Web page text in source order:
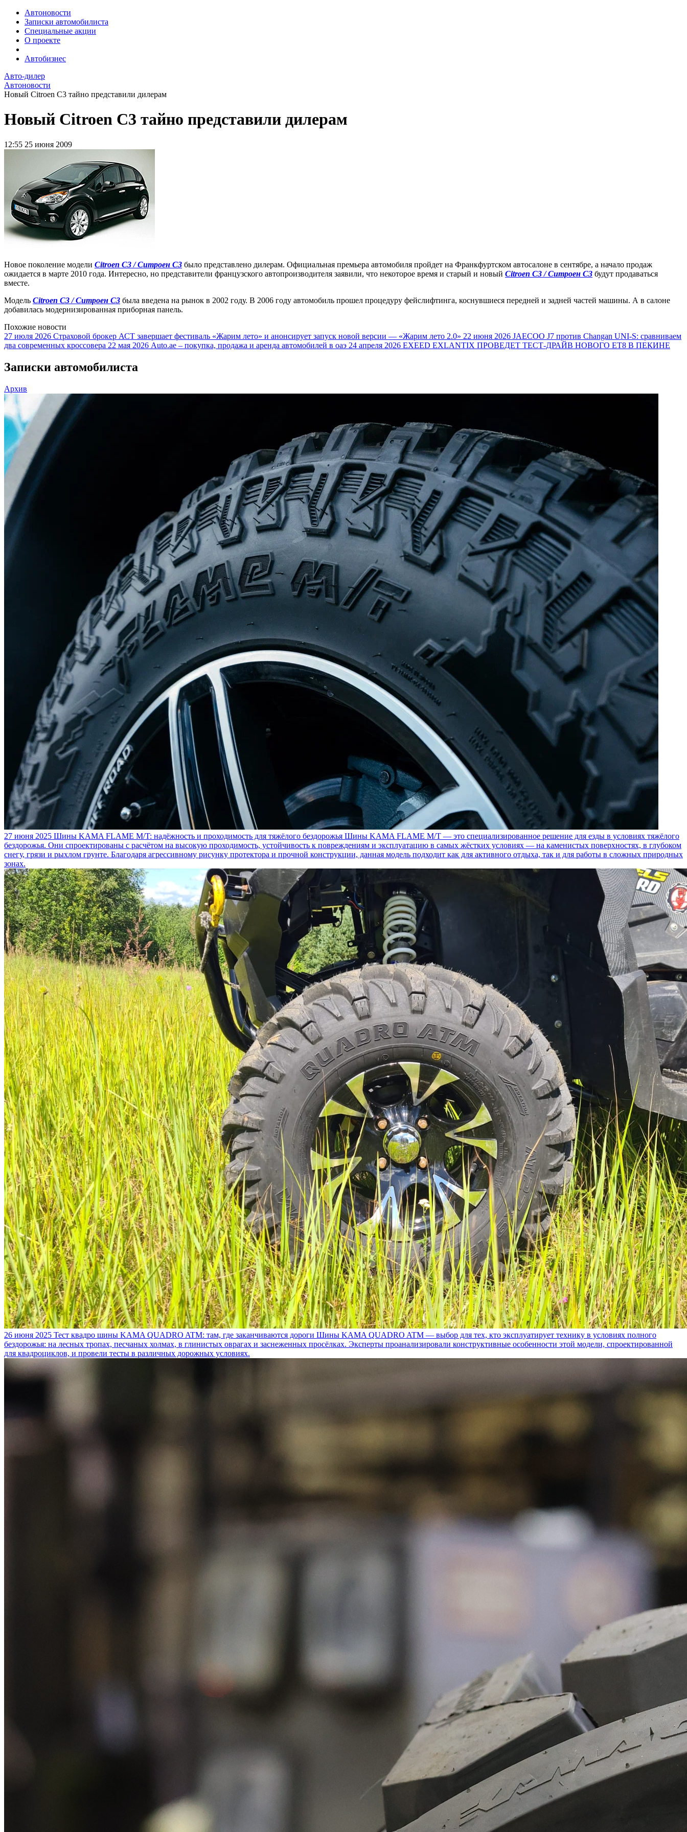
Автоновости
Записки автомобилиста
Специальные акции
О проекте
Автобизнес
Авто-дилер
Автоновости
Новый Citroen C3 тайно представили дилерам
Новый Citroen C3 тайно представили дилерам
12:55 25 июня 2009
Новое поколение модели Citroen C3 / Ситроен C3 было представлено дилерам. Официальная премьера автомобиля пройдет на Франкфуртском автосалоне в сентябре, а начало продаж
ожидается в марте 2010 года. Интересно, но представители французского автопроизводителя заявили, что некоторое время и старый и новый Citroen C3 / Ситроен C3 будут продаваться
вместе.
Модель Citroen C3 / Ситроен C3 была введена на рынок в 2002 году. В 2006 году автомобиль прошел процедуру фейслифтинга, коснувшиеся передней и задней частей машины. А в салоне
добавилась модернизированная приборная панель.
Похожие новости
27 июля 2026 Страховой брокер АСТ завершает фестиваль «Жарим лето» и анонсирует запуск новой версии — «Жарим лето 2.0» 22 июня 2026 JAECOO J7 против Changan UNI-S: сравниваем
два современных кроссовера 22 мая 2026 Auto.ae – покупка, продажа и аренда автомобилей в оаэ 24 апреля 2026 EXEED EXLANTIX ПРОВЕДЕТ ТЕСТ-ДРАЙВ НОВОГО ET8 В ПЕКИНЕ
Записки автомобилиста
Архив
27 июня 2025 Шины KAMA FLAME M/T: надёжность и проходимость для тяжёлого бездорожья Шины KAMA FLAME M/T — это специализированное решение для езды в условиях тяжёлого
бездорожья. Они спроектированы с расчётом на высокую проходимость, устойчивость к повреждениям и эксплуатацию в самых жёстких условиях — на каменистых поверхностях, в глубоком
снегу, грязи и рыхлом грунте. Благодаря агрессивному рисунку протектора и прочной конструкции, данная модель подходит как для активного отдыха, так и для работы в сложных природных
зонах.
26 июня 2025 Тест квадро шины KAMA QUADRO ATM: там, где заканчиваются дороги Шины KAMA QUADRO ATM — выбор для тех, кто эксплуатирует технику в условиях полного
бездорожья: на лесных тропах, песчаных холмах, в глинистых оврагах и заснеженных просёлках. Эксперты проанализировали конструктивные особенности этой модели, спроектированной
для квадроциклов, и провели тесты в различных дорожных условиях.